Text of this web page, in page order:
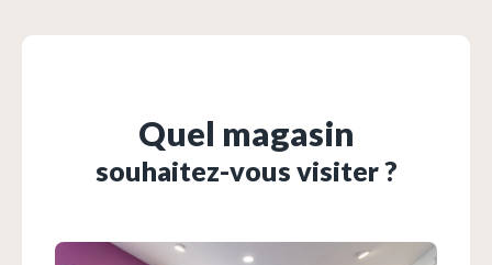
Quel magasin
souhaitez-vous visiter ?